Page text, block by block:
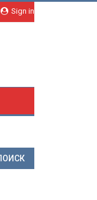
Sign in